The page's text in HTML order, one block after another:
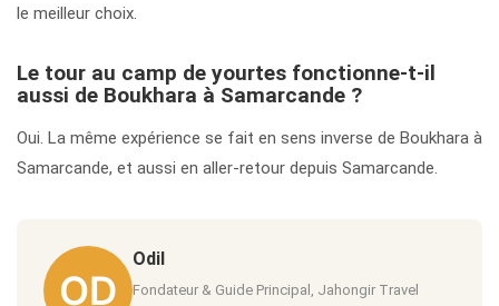
le meilleur choix.
Le tour au camp de yourtes fonctionne-t-il
aussi de Boukhara à Samarcande ?
Oui. La même expérience se fait en sens inverse de Boukhara à
Samarcande, et aussi en aller-retour depuis Samarcande.
Odil
Fondateur & Guide Principal, Jahongir Travel